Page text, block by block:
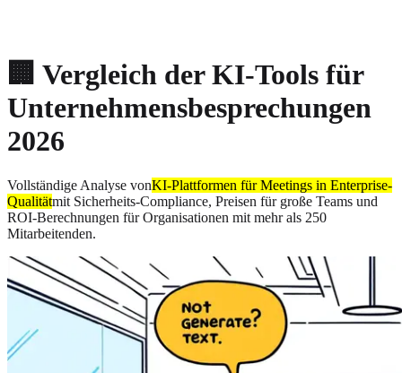
🏢 Vergleich der KI-Tools für
Unternehmensbesprechungen
2026
Vollständige Analyse vonKI-Plattformen für Meetings in Enterprise-
Qualitätmit Sicherheits-Compliance, Preisen für große Teams und
ROI-Berechnungen für Organisationen mit mehr als 250
Mitarbeitenden.